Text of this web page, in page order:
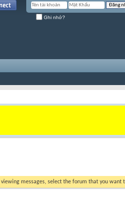
Ghi nhớ?
messages, select the forum that you